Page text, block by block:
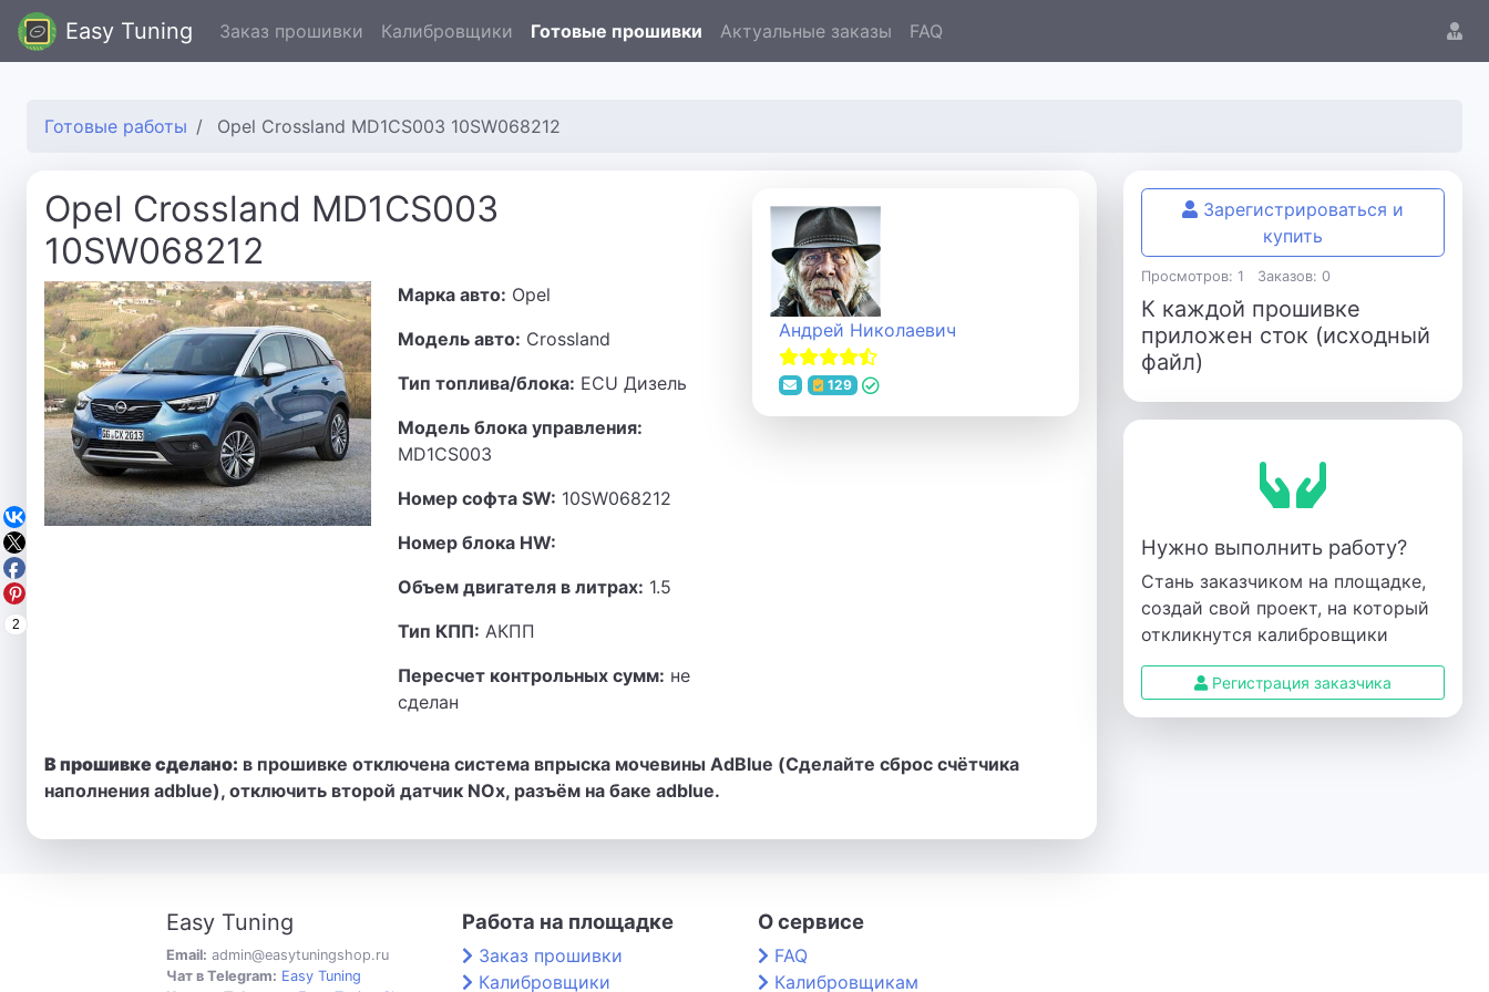
Easy Tuning Заказ прошивки Калибровщики Готовые прошивки Актуальные заказы FAQ
Готовые работы Opel Crossland MD1CS003 10SW068212
Opel Crossland MD1CS003
10SW068212
Марка авто: Opel
Модель авто: Crossland
Тип топлива/блока: ECU Дизель
Модель блока управления:
MD1CS003
Номер софта SW: 10SW068212
Номер блока HW:
Объем двигателя в литрах: 1.5
Тип КПП: АКПП
Пересчет контрольных сумм: не
сделан
Андрей Николаевич
129
В прошивке сделано: в прошивке отключена система впрыска мочевины AdBlue (Сделайте сброс счётчика
наполнения adblue), отключить второй датчик NOx, разъём на баке adblue.
Зарегистрироваться и
купить
Просмотров: 1 Заказов: 0
К каждой прошивке
приложен сток (исходный
файл)
Нужно выполнить работу?
Стань заказчиком на площадке,
создай свой проект, на который
откликнутся калибровщики
Регистрация заказчика
2
Easy Tuning
Email: admin@easytuningshop.ru
Чат в Telegram: Easy Tuning
Работа на площадке
Заказ прошивки
Калибровщики
О сервисе
FAQ
Калибровщикам